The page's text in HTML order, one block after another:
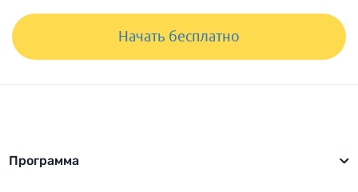
Начать бесплатно
Программа